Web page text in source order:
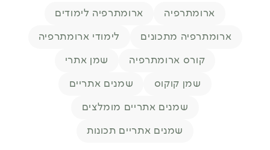
תגיותארומתרפיה ארומתרפיה לימודים
ארומתרפיה מתכונים לימודי ארומתרפיה
קורס ארומתרפיה שמן אתרי
שמן קוקוס שמנים אתריים
שמנים אתריים מומלצים
שמנים אתריים תכונות